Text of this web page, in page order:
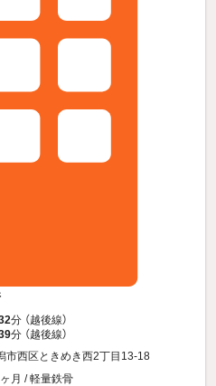
分 （越後線）
分 （越後線）
市西区ときめき西2丁目13-18
月 / 軽量鉄骨